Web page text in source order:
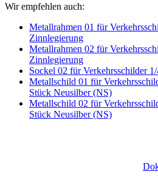
Wir empfehlen auch:
Metallrahmen 01 für
Zinnlegierung
Metallrahmen 02 für
Zinnlegierung
Sockel 02 für Verkehrsschilder
Metallschild 01 für
Stück Neusilber (NS)
Metallschild 02 für
Stück Neusilber (NS)